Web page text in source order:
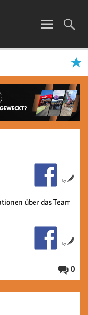
by
über das Team
by
0